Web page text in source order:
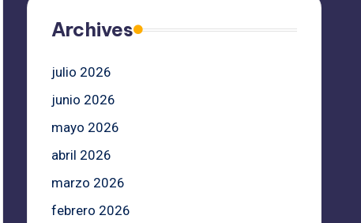
Archives
julio 2026
junio 2026
mayo 2026
abril 2026
marzo 2026
febrero 2026